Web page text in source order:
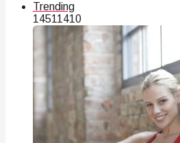
Trending
14511410